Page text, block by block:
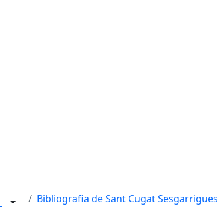
Bibliografia de Sant Cugat Sesgarrigues